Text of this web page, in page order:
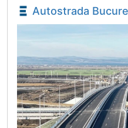
Autostrada București - Alexandria, avizată de Ministerul Transporturilor.